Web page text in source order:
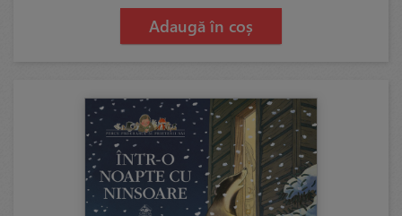
Adaugă în coș